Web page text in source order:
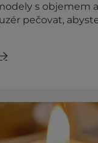
s objemem
pečovat,